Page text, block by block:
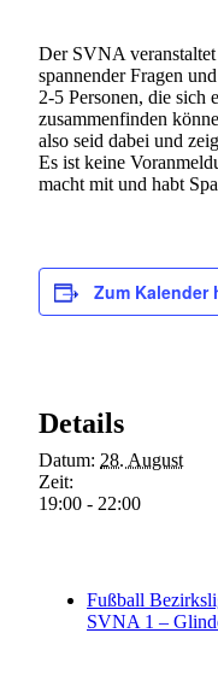
Der SVNA
spannender Fragen
2-5 Personen, die sich
zusammenfinden
also seid dabei und
Es ist keine
macht mit und habt
Zum Kalender
Details
Datum: 28. August
Zeit:
19:00 - 22:00
Fußball
SVNA 1 –